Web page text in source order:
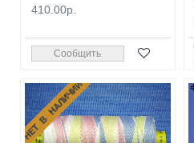
410.00р.
Сообщить
НЕТ В НАЛИЧИИ